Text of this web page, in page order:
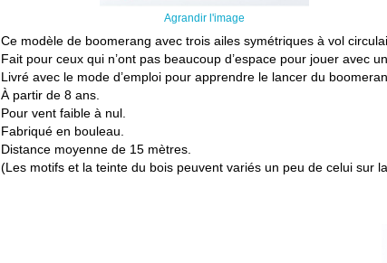
Agrandir l'image
Ce modèle de boomerang avec trois ailes symétriques à vol
Fait pour ceux qui n’ont pas beaucoup d’espace pour jouer avec
Livré avec le mode d’emploi pour apprendre le lancer du
À partir de 8 ans.
Pour vent faible à nul.
Fabriqué en bouleau.
Distance moyenne de 15 mètres.
(Les motifs et la teinte du bois peuvent variés un peu de celui sur